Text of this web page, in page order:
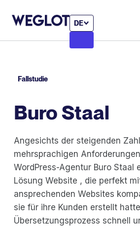
DE
Fallstudie
Buro Staal
Angesichts der steigenden
mehrsprachigen
WordPress-Agentur Buro Staal
Lösung Website , die perfekt
ansprechenden Websites
sie für ihre Kunden erstellt
Übersetzungsprozess schnell